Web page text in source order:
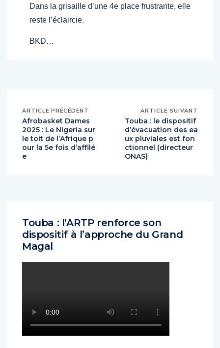
Dans la grisaille d’une 4e place frustrante, elle
reste l’éclaircie.
BKD…
ARTICLE PRÉCÉDENT
Afrobasket Dames
2025 : Le Nigeria sur
le toit de l’Afrique p
our la 5e fois d’affilé
e
ARTICLE SUIVANT
Touba : le dispositif
d’évacuation des ea
ux pluviales est fon
ctionnel (directeur
ONAS)
Touba : l’ARTP renforce son
dispositif à l’approche du Grand
Magal